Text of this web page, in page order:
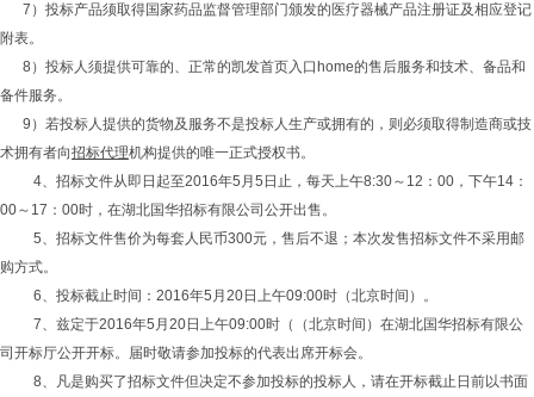
7）投标产品须取得国家药品监督管理部门颁发的医疗器械产品注册证及相应登记
附表。
8）投标人须提供可靠的、正常的凯发首页入口home的售后服务和技术、备品和
备件服务。
9）若投标人提供的货物及服务不是投标人生产或拥有的，则必须取得制造商或技
术拥有者向招标代理机构提供的唯一正式授权书。
4、招标文件从即日起至2016年5月5日止，每天上午8:30～12：00，下午14：
00～17：00时，在湖北国华招标有限公司公开出售。
5、招标文件售价为每套人民币300元，售后不退；本次发售招标文件不采用邮
购方式。
6、投标截止时间：2016年5月20日上午09:00时（北京时间）。
7、兹定于2016年5月20日上午09:00时（（北京时间）在湖北国华招标有限公
司开标厅公开开标。届时敬请参加投标的代表出席开标会。
8、凡是购买了招标文件但决定不参加投标的投标人，请在开标截止日前以书面